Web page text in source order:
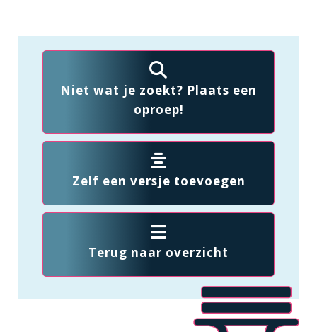
Niet wat je zoekt? Plaats een
oproep!
Zelf een versje toevoegen
Terug naar overzicht